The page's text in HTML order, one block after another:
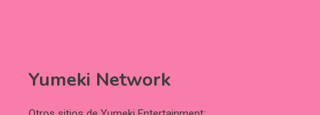
Yumeki Network